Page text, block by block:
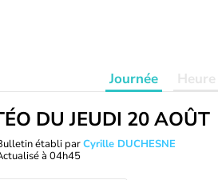
Journée
DU JEUDI 20 AOÛT
établi parCyrille DUCHESNE
à 04h45